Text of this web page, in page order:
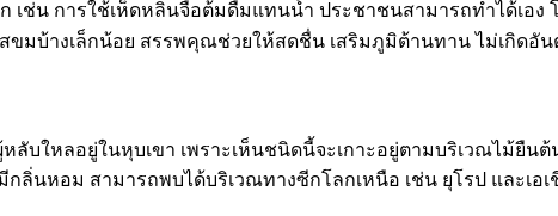
เช่น การใช้เห็ดหลินจือต้มดื่มแทนน้ำ ประชาชนสามารถทำได้เอง
มบ้างเล็กน้อย สรรพคุณช่วยให้สดชื่น เสริมภูมิต้านทาน ไม่เกิดอั
ลับใหลอยู่ในหุบเขา เพราะเห็นชนิดนี้จะเกาะอยู่ตามบริเวณไม้ยืน
นหอม สามารถพบได้บริเวณทางซีกโลกเหนือ เช่น ยุโรป และเอ